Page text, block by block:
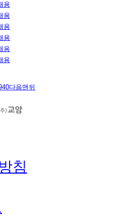
용
용
용
용
용
용
40다음맨뒤
침